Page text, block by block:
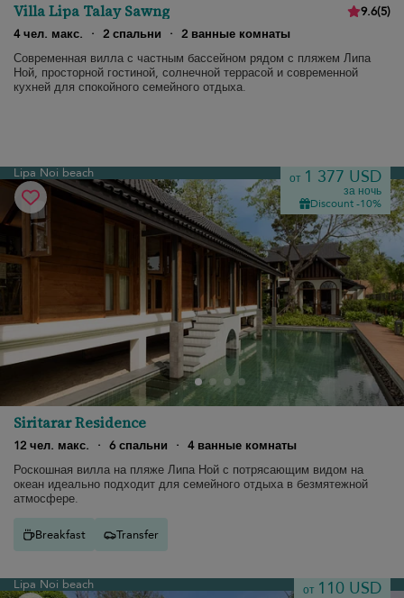
Villa Lipa Talay Sawng 9.6(5)
4 чел. макс.
· 2 спальни · 2 ванные комнаты
Современная вилла с частным бассейном рядом с пляжем Липа
Ной, просторной гостиной, солнечной террасой и современной
кухней для спокойного семейного отдыха.
Lipa Noi beach от 1 377 USD
за ночь
Discount -10%
Siritarar Residence
12 чел. макс. · 6 спальни · 4 ванные комнаты
Роскошная вилла на пляже Липа Ной с потрясающим видом на
океан идеально подходит для семейного отдыха в безмятежной
атмосфере.
Breakfast Transfer
Lipa Noi beach от 110 USD